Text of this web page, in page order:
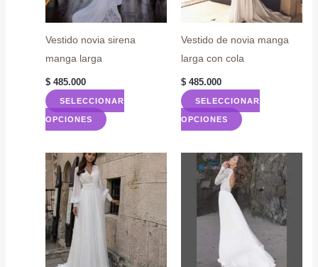
Vestido novia sirena
manga larga
$485.000
SELECCIONAR
OPCIONES
Este
tiene
múltiples
variantes.
Las
opciones
se
Vestido de novia manga
larga con cola
$ 485.000
SELECCIONAR
OPCIONES
Este
tiene
múltiples
variantes.
Las
opciones